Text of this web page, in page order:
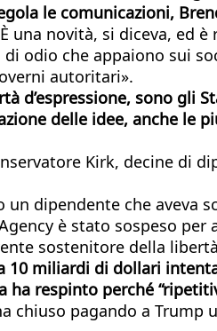
le comunicazioni,
una novità, si diceva, ed
odio che appaiono sui
autoritari».
d’espressione, sono
delle idee, anche le
Kirk, decine
dipendente che aveva
è stato sospeso
sostenitore della
10 miliardi di dollari
respinto perché
chiuso pagando a